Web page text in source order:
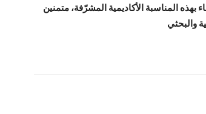
بهذه المناسبة الأكاديمية المشرّفة، متمنين
والبحثي